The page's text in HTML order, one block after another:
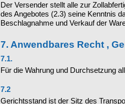
Der Versender stellt alle zur
des Angebotes (2.3) seine Kenntnis
Beschlagnahme und Verkauf der
7. Anwendbares Recht ,
7.1.
Für die Wahrung und Durchsetzung
7.2
Gerichtsstand ist der Sitz des